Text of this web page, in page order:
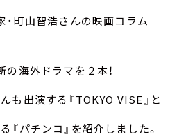
町山智浩さんの映画コラム
の海外ドラマを２本！
も出演する『TOKYO VISE』と
パチンコ』を紹介しました。